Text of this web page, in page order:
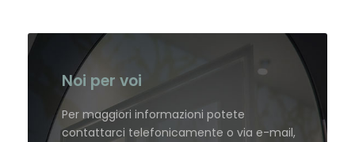
Noi per voi
Per maggiori informazioni potete
contattarci telefonicamente o via e-mail,